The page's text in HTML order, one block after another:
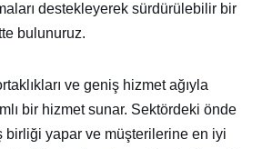
destekleyerek sürdürülebilir bir
bulunuruz.
ve geniş hizmet ağıyla
bir hizmet sunar. Sektördeki önde
birliği yapar ve müşterilerine en iyi